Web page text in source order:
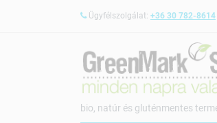
Ügyfélszolgálat: +36 30 782-8614
bio, natúr és gluténmentes